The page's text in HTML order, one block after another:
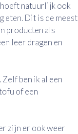
natuurlijk ook
eten. Dit is de meest
producten als
leer dragen en
ben ik al een
of een
zijn er ook weer